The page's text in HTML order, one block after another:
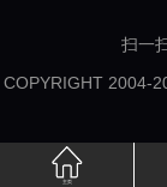
扫一
COPYRIGHT 2004-
主页